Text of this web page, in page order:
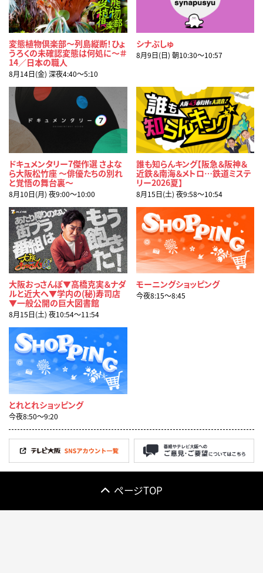
変態植物倶楽部～列島縦断！ひょ
うろくの未確認変態は何処に～＃
14／日本の職人
8月14日(金) 深夜4:40〜5:10
シナぷしゅ
8月9日(日) 朝10:30〜10:57
ドキュメンタリー7傑作選 さよな
ら大阪松竹座 ～俳優たちの別れ
と覚悟の舞台裏～
8月10日(月) 夜9:00〜10:00
誰も知らんキング【阪急＆阪神＆
近鉄＆南海＆メトロ…鉄道ミステ
リー2026夏】
8月15日(土) 夜9:58〜10:54
大阪おっさんぽ▼高橋克実＆ナダ
ルと近大へ▼学内の(秘)寿司店
▼一般公開の巨大図書館
8月15日(土) 夜10:54〜11:54
モーニングショッピング
今夜8:15〜8:45
とれとれショッピング
今夜8:50〜9:20
ページTOP